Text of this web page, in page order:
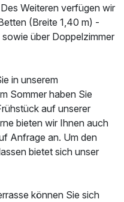
Weiteren verfügen wir
(Breite 1,40 m) -
über Doppelzimmer
in unserem
Sommer haben Sie
auf unserer
bieten wir Ihnen auch
Anfrage an. Um den
bietet sich unser
können Sie sich